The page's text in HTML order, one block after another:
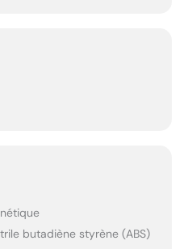
butadiène styrène (ABS)